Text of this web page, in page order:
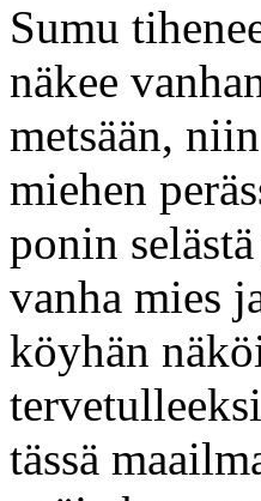
Sumu
näkee
metsään,
miehen
ponin
vanha mies
köyhän
tässä